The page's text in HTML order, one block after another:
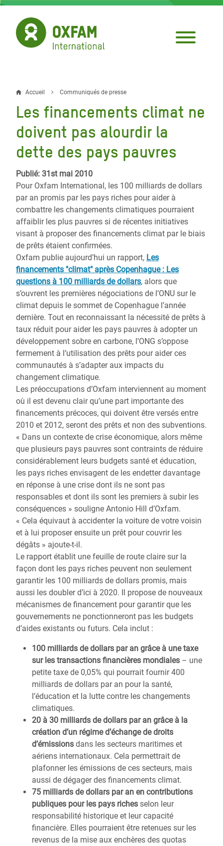
Aller
contenu
principal
Fil
d'Ariane
Accueil Communiqués de presse
Les financements climat ne
doivent pas alourdir la
dette des pays pauvres
Publié: 31st mai 2010
Pour Oxfam International, les 100 milliards de dollars
par an promis par les pays riches pour aider à
combattre les changements climatiques pourraient
affaiblir les plus pauvres si de récentes initiatives
visant à proposer des financements climat par le biais
de prêts étaient confirmées.
Oxfam publie aujourd’hui un rapport, Les
financements "climat" après Copenhague : Les
questions à 100 milliards de dollars, alors que
s’ouvrent les premières négociations de l’ONU sur le
climat depuis le sommet de Copenhague l’année
dernière. Tout en reconnaissant la nécessité de prêts à
taux réduit pour aider les pays pauvres à adopter un
développement sobre en carbone, l’ONG s’oppose
fermement à l’utilisation des prêts pour aider ces
communautés à s’adapter aux impacts du
changement climatique.
Les préoccupations d’Oxfam interviennent au moment
où il est devenu clair qu’une part importante des
financements précoces, qui doivent être versés entre
2010 et 2012, seront des prêts et non des subventions.
« Dans un contexte de crise économique, alors même
que plusieurs pays pauvres sont contraints de réduire
considérablement leurs budgets santé et éducation,
les pays riches envisagent de les endetter davantage
en réponse à une crise dont ils ne sont pas
responsables et dont ils sont les premiers à subir les
conséquences » souligne Antonio Hill d’Oxfam.
« Cela équivaut à accidenter la voiture de votre voisin
et à lui proposer ensuite un prêt pour couvrir les
dégâts » ajoute-t-il.
Le rapport établit une feuille de route claire sur la
façon dont les pays riches peuvent non seulement
garantir les 100 milliards de dollars promis, mais
aussi les doubler d’ici à 2020. Il propose de nouveaux
mécanismes de financement pour garantir que les
gouvernements ne ponctionneront pas les budgets
d’aides existants ou futurs. Cela inclut :
100 milliards de dollars par an grâce à une taxe
sur les transactions financières mondiales – une
petite taxe de 0,05% qui pourrait fournir 400
milliards de dollars par an pour la santé,
l’éducation et la lutte contre les changements
climatiques.
20 à 30 milliards de dollars par an grâce à la
création d’un régime d’échange de droits
d’émissions dans les secteurs maritimes et
aériens internationaux. Cela permettrait de
plafonner les émissions de ces secteurs, mais
aussi de dégager des financements climat.
75 milliards de dollars par an en contributions
publiques pour les pays riches selon leur
responsabilité historique et leur capacité
financière. Elles pourraient être retenues sur les
revenus de la mise aux enchères des quotas